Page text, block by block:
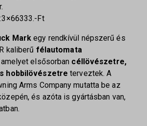
Ft
Mark egy rendkívül népszerű és
kaliberű félautomata
amelyet elsősorban céllövészetre,
hobbilövészetre terveztek. A
Arms Company mutatta be az
és azóta is gyártásban van,